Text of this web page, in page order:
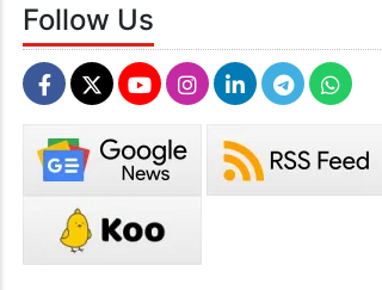
Follow Us